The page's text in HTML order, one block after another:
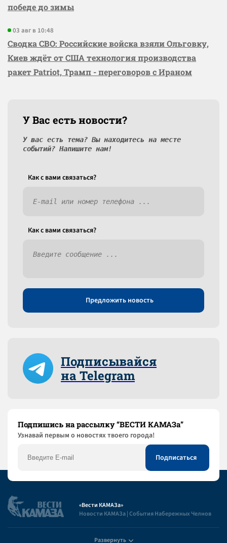
победе до зимы
03 авг в 10:48
Сводка СВО: Российские войска взяли Ольговку,
Киев ждёт от США технология производства
ракет Patriot, Трамп - переговоров с Ираном
У Вас есть новости?
У вас есть тема? Вы находитесь на месте
событий? Напишите нам!
Как c вами связаться?
Как c вами связаться?
Предложить новость
Подписывайся
на Telegram
Подпишись на рассылку “ВЕСТИ КАМАЗа”
Узнaвай первым о новостях твоего города!
«Вести КАМАЗа»
Новости КАМАЗа | События Набережных Челнов
Развернуть